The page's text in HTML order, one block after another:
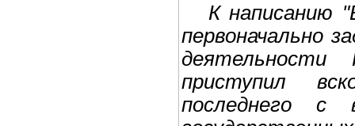
К написанию
первоначально
приступил
последнего с